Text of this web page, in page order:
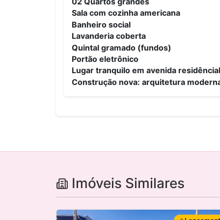
Sala com cozinha americana
Banheiro social
Lavanderia coberta
Quintal gramado (fundos)
Portão eletrônico
Lugar tranquilo em avenida residêncial
Construção nova: arquitetura
Imóveis Similares